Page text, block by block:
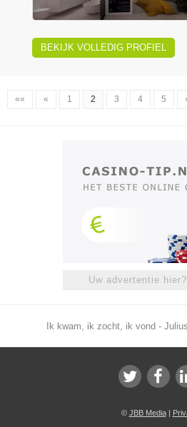
BEKIJK VOLLEDIG PROFIEL
«« « 1 2 3 4 5
Uw advertentie
Ik kwam, ik zocht, ik vond -
© JBB Media|